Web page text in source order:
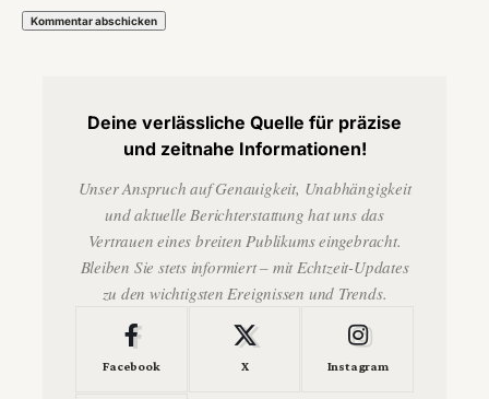
Deine verlässliche Quelle für präzise
und zeitnahe Informationen!
Unser Anspruch auf Genauigkeit, Unabhängigkeit
und aktuelle Berichterstattung hat uns das
Vertrauen eines breiten Publikums eingebracht.
Bleiben Sie stets informiert – mit Echtzeit-Updates
zu den wichtigsten Ereignissen und Trends.
Facebook X Instagram